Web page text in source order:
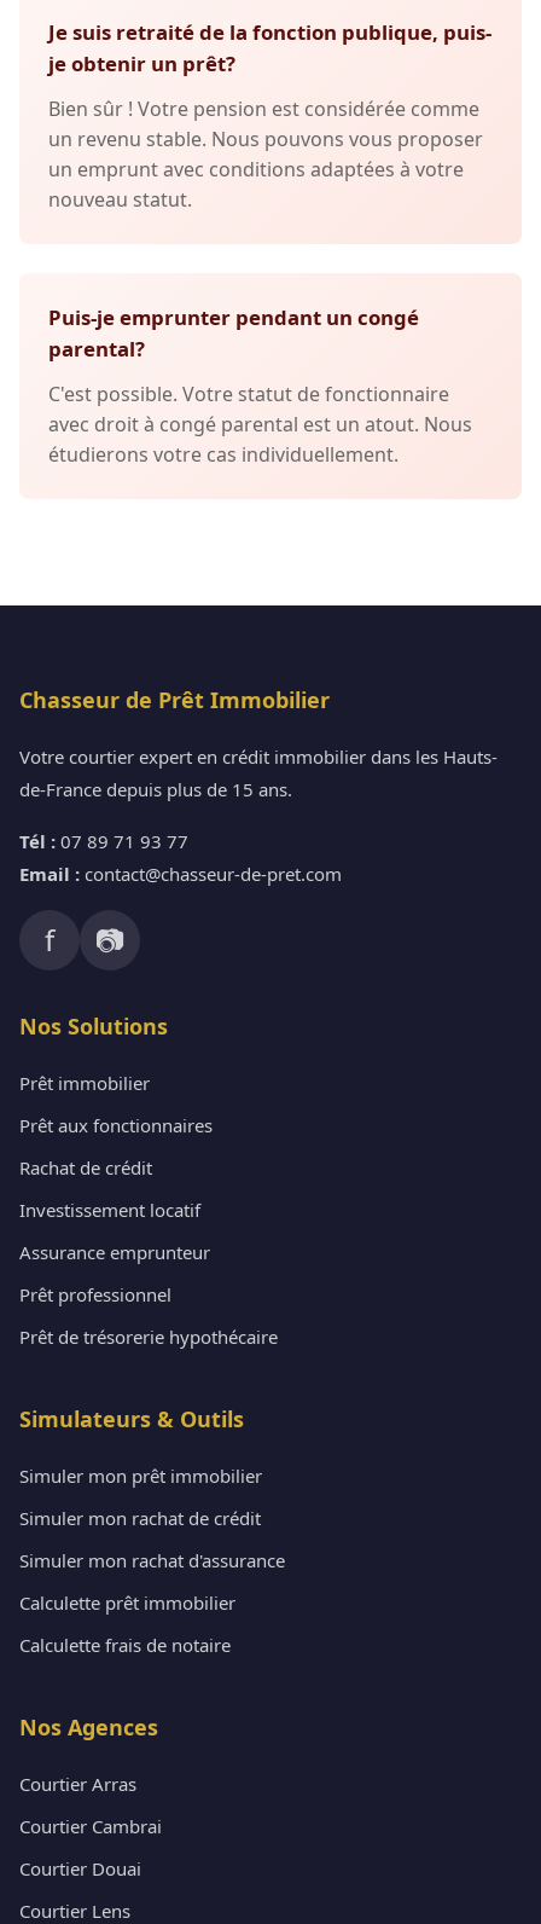
Je suis retraité de la fonction publique, puis-
je obtenir un prêt?
Bien sûr ! Votre pension est considérée comme
un revenu stable. Nous pouvons vous proposer
un emprunt avec conditions adaptées à votre
nouveau statut.
Puis-je emprunter pendant un congé
parental?
C'est possible. Votre statut de fonctionnaire
avec droit à congé parental est un atout. Nous
étudierons votre cas individuellement.
Chasseur de Prêt Immobilier
Votre courtier expert en crédit immobilier dans les Hauts-
de-France depuis plus de 15 ans.
Tél : 07 89 71 93 77
Email : contact@chasseur-de-pret.com
f 📷
Nos Solutions
Prêt immobilier
Prêt aux fonctionnaires
Rachat de crédit
Investissement locatif
Assurance emprunteur
Prêt professionnel
Prêt de trésorerie hypothécaire
Simulateurs & Outils
Simuler mon prêt immobilier
Simuler mon rachat de crédit
Simuler mon rachat d'assurance
Calculette prêt immobilier
Calculette frais de notaire
Nos Agences
Courtier Arras
Courtier Cambrai
Courtier Douai
Courtier Lens